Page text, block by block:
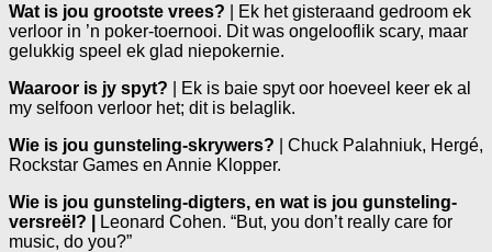
Wat is jou grootste vrees? | Ek het gisteraand gedroom ek
verloor in ’n poker-toernooi. Dit was ongelooflik scary, maar
gelukkig speel ek glad niepokernie.
Waaroor is jy spyt? | Ek is baie spyt oor hoeveel keer ek al
my selfoon verloor het; dit is belaglik.
Wie is jou gunsteling-skrywers? | Chuck Palahniuk, Hergé,
Rockstar Games en Annie Klopper.
Wie is jou gunsteling-digters, en wat is jou gunsteling-
versreël? |
Leonard Cohen. “But, you don’t really care for
music, do you?”